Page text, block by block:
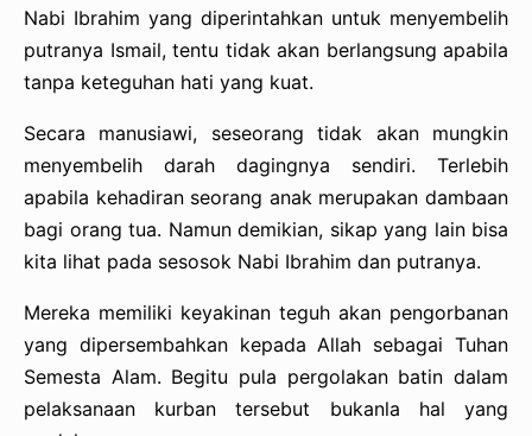
Nabi Ibrahim yang diperintahkan untuk menyembelih
putranya Ismail, tentu tidak akan berlangsung apabila
tanpa keteguhan hati yang kuat.
Secara manusiawi, seseorang tidak akan mungkin
menyembelih darah dagingnya sendiri. Terlebih
apabila kehadiran seorang anak merupakan dambaan
bagi orang tua. Namun demikian, sikap yang lain bisa
kita lihat pada sesosok Nabi Ibrahim dan putranya.
Mereka memiliki keyakinan teguh akan pengorbanan
yang dipersembahkan kepada Allah sebagai Tuhan
Semesta Alam. Begitu pula pergolakan batin dalam
pelaksanaan kurban tersebut bukanla hal yang